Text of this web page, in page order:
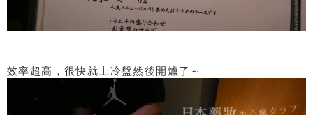
效率超高，很快就上冷盤然後開爐了～